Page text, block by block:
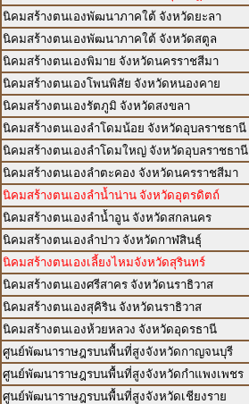
นิคมสร้างตนเองพัฒนาภาคใต้ จังหวัดยะลา
นิคมสร้างตนเองพัฒนาภาคใต้ จังหวัดสตูล
นิคมสร้างตนเองพิมาย จังหวัดนครราชสีมา
นิคมสร้างตนเองโพนพิสัย จังหวัดหนองคาย
นิคมสร้างตนเองรัตภูมิ จังหวัดสงขลา
นิคมสร้างตนเองลำโดมน้อย จังหวัดอุบลราชธานี
นิคมสร้างตนเองลำโดมใหญ่ จังหวัดอุบลราชธานี
นิคมสร้างตนเองลำตะคอง จังหวัดนครราชสีมา
นิคมสร้างตนเองลำน้ำน่าน จังหวัดอุตรดิตถ์
นิคมสร้างตนเองลำน้ำอูน จังหวัดสกลนคร
นิคมสร้างตนเองลำปาว จังหวัดกาฬสินธุ์
นิคมสร้างตนเองเลี้ยงไหมจังหวัดสุรินทร์
นิคมสร้างตนเองศรีสาคร จังหวัดนราธิวาส
นิคมสร้างตนเองสุคิริน จังหวัดนราธิวาส
นิคมสร้างตนเองห้วยหลวง จังหวัดอุดรธานี
ศูนย์พัฒนาราษฎรบนพื้นที่สูงจังหวัดกาญจนบุรี
ศูนย์พัฒนาราษฎรบนพื้นที่สูงจังหวัดกำแพงเพชร
ศูนย์พัฒนาราษฎรบนพื้นที่สูงจังหวัดเชียงราย